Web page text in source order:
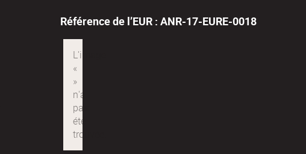
Référence de l’EUR : ANR-17-EURE-0018